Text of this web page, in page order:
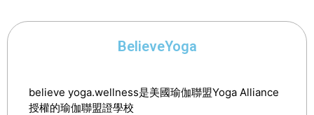
BelieveYoga
believe yoga.wellness是美國瑜伽聯盟Yoga Alliance
授權的瑜伽聯盟證學校